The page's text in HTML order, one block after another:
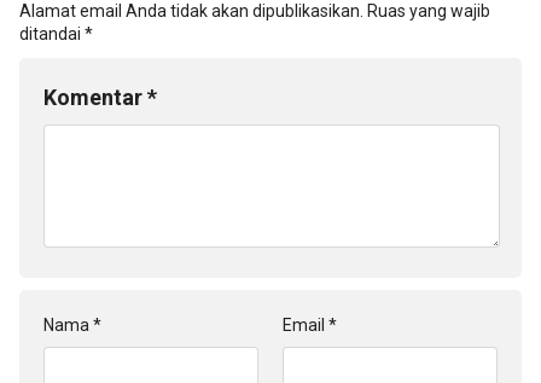
Alamat email Anda tidak akan dipublikasikan. Ruas yang wajib
ditandai *
Komentar*
Nama * Email *